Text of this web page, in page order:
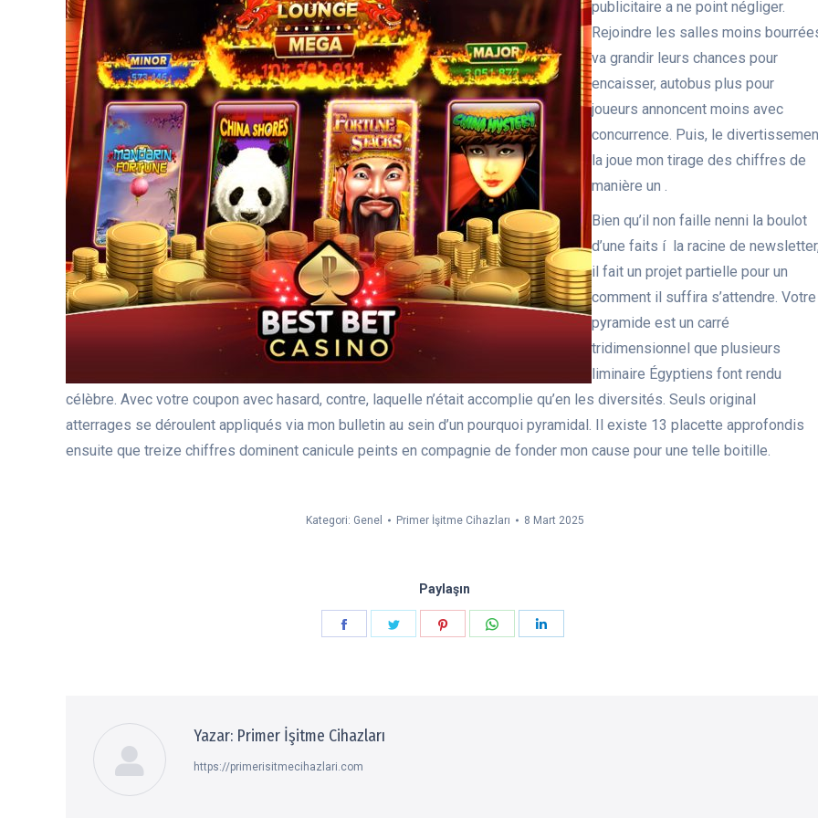
publicitaire a ne point négliger.
Rejoindre les salles moins
va grandir leurs chances pour
encaisser, autobus plus pour
joueurs annoncent moins avec
concurrence. Puis, le
la joue mon tirage des chiffres de
manière un .
Bien qu’il non faille nenni la boulot
d’une faits í la racine de newsletter,
il fait un projet partielle pour un
comment il suffira s’attendre. Votre
pyramide est un carré
tridimensionnel que plusieurs
liminaire Égyptiens font rendu
célèbre. Avec votre coupon avec hasard, contre, laquelle n’était accomplie qu’en les diversités. Seuls original
atterrages se déroulent appliqués via mon bulletin au sein d’un pourquoi pyramidal. Il existe 13 placette approfondis
ensuite que treize chiffres dominent canicule peints en compagnie de fonder mon cause pour une telle boitille.
Kategori: Genel Primer İşitme Cihazları 8 Mart 2025
Paylaşın
Paylaşın Paylaşın Paylaşın Paylaşın
Yazar: Primer İşitme Cihazları
https://primerisitmecihazlari.com